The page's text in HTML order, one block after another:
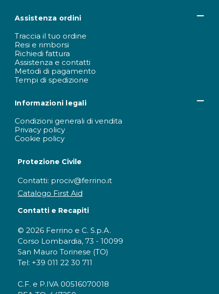
Assistenza ordini
Traccia il tuo ordine
Resi e rimborsi
Richiedi fattura
Assistenza e contatti
Metodi di pagamento
Tempi di spedizione
Informazioni legali
Condizioni generali di vendita
Privacy policy
Cookie policy
Protezione Civile
Contatti: prociv@ferrino.it
Catalogo First Aid
Contatti e Recapiti
© 2026 Ferrino e C. S.p.A.
Corso Lombardia, 73 - 10099
San Mauro Torinese (TO)
Tel: +39 011 22 30 711
C.F. e P.IVA 00516070018